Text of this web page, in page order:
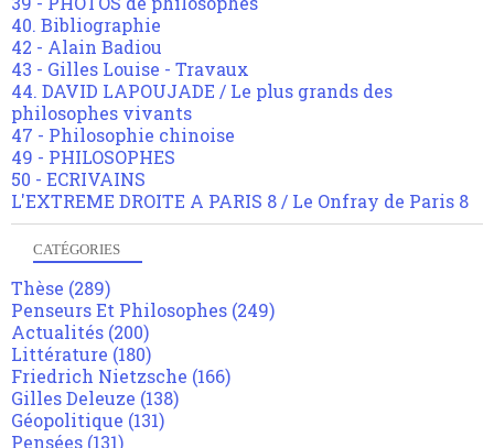
40. Bibliographie
42 - Alain Badiou
43 - Gilles Louise - Travaux
44. DAVID LAPOUJADE / Le plus grands des
philosophes vivants
47 - Philosophie chinoise
49 - PHILOSOPHES
50 - ECRIVAINS
L'EXTREME DROITE A PARIS 8 / Le Onfray de Paris 8
CATÉGORIES
Thèse (289)
Penseurs Et Philosophes (249)
Actualités (200)
Littérature (180)
Friedrich Nietzsche (166)
Gilles Deleuze (138)
Géopolitique (131)
Pensées (131)